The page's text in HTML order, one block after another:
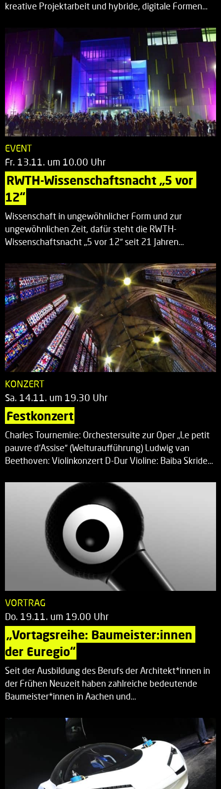
kreative Projektarbeit und hybride, digitale Formen…
EVENT
Fr. 13.11. um 10.00 Uhr
RWTH-Wissenschaftsnacht „5 vor
12“
Wissenschaft in ungewöhnlicher Form und zur
ungewöhnlichen Zeit, dafür steht die RWTH-
Wissenschaftsnacht „5 vor 12“ seit 21 Jahren…
KONZERT
Sa. 14.11. um 19.30 Uhr
Festkonzert
Charles Tournemire: Orchestersuite zur Oper „Le petit
pauvre d’Assise“ (Welturaufführung) Ludwig van
Beethoven: Violinkonzert D-Dur Violine: Baiba Skride…
VORTRAG
Do. 19.11. um 19.00 Uhr
„Vortagsreihe: Baumeister:innen
der Euregio“
Seit der Ausbildung des Berufs der Architekt*innen in
der Frühen Neuzeit haben zahlreiche bedeutende
Baumeister*innen in Aachen und…